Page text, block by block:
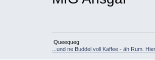
Queequeg
...und ne Buddel voll Kaffee - äh Rum.